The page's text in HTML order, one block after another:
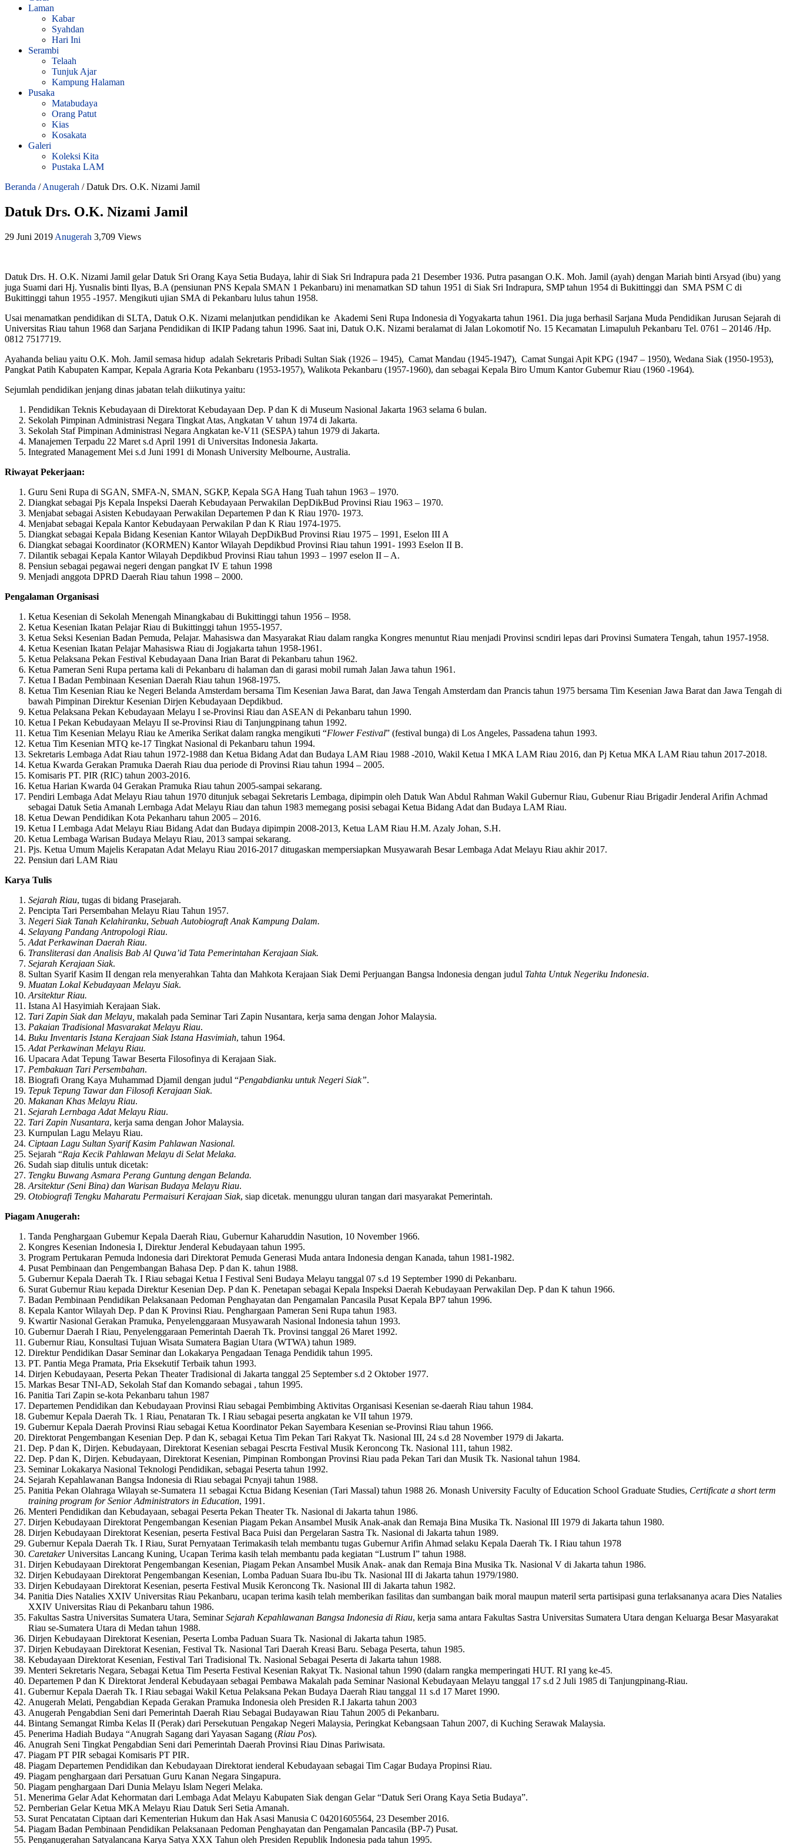
Laman
Kabar
Syahdan
Hari Ini
Serambi
Telaah
Tunjuk Ajar
Kampung Halaman
Pusaka
Matabudaya
Orang Patut
Kias
Kosakata
Galeri
Koleksi Kita
Pustaka LAM
Beranda / Anugerah / Datuk Drs. O.K. Nizami Jamil
Datuk Drs. O.K. Nizami Jamil
29 Juni 2019 Anugerah 3,709 Views
Datuk Drs. H. O.K. Nizami Jamil gelar Datuk Sri Orang Kaya Setia Budaya, lahir di Siak Sri Indrapura pada 21 Desember 1936. Putra pasangan O.K. Moh. Jamil (ayah) dengan Mariah binti Arsyad (ibu) yang
juga Suami dari Hj. Yusnalis binti Ilyas, B.A (pensiunan PNS Kepala SMAN 1 Pekanbaru) ini menamatkan SD tahun 1951 di Siak Sri Indrapura, SMP tahun 1954 di Bukittinggi dan SMA PSM C di
Bukittinggi tahun 1955 -1957. Mengikuti ujian SMA di Pekanbaru lulus tahun 1958.
Usai menamatkan pendidikan di SLTA, Datuk O.K. Nizami melanjutkan pendidikan ke Akademi Seni Rupa Indonesia di Yogyakarta tahun 1961. Dia juga berhasil Sarjana Muda Pendidikan Jurusan Sejarah di
Universitas Riau tahun 1968 dan Sarjana Pendidikan di IKIP Padang tahun 1996. Saat ini, Datuk O.K. Nizami beralamat di Jalan Lokomotif No. 15 Kecamatan Limapuluh Pekanbaru Tel. 0761 – 20146 /Hp.
0812 7517719.
Ayahanda beliau yaitu O.K. Moh. Jamil semasa hidup adalah Sekretaris Pribadi Sultan Siak (1926 – 1945), Camat Mandau (1945-1947), Camat Sungai Apit KPG (1947 – 1950), Wedana Siak (1950-1953),
Pangkat Patih Kabupaten Kampar, Kepala Agraria Kota Pekanbaru (1953-1957), Walikota Pekanbaru (1957-1960), dan sebagai Kepala Biro Umum Kantor Gubemur Riau (1960 -1964).
Sejumlah pendidikan jenjang dinas jabatan telah diikutinya yaitu:
Pendidikan Teknis Kebudayaan di Direktorat Kebudayaan Dep. P dan K di Museum Nasional Jakarta 1963 selama 6 bulan.
Sekolah Pimpinan Administrasi Negara Tingkat Atas, Angkatan V tahun 1974 di Jakarta.
Sekolah Staf Pimpinan Administrasi Negara Angkatan ke-V11 (SESPA) tahun 1979 di Jakarta.
Manajemen Terpadu 22 Maret s.d April 1991 di Universitas Indonesia Jakarta.
Integrated Management Mei s.d Juni 1991 di Monash University Melbourne, Australia.
Riwayat Pekerjaan:
Guru Seni Rupa di SGAN, SMFA-N, SMAN, SGKP, Kepala SGA Hang Tuah tahun 1963 – 1970.
Diangkat sebagai Pjs Kepala Inspeksi Daerah Kebudayaan Perwakilan DepDikBud Provinsi Riau 1963 – 1970.
Menjabat sebagai Asisten Kebudayaan Perwakilan Departemen P dan K Riau 1970- 1973.
Menjabat sebagai Kepala Kantor Kebudayaan Perwakilan P dan K Riau 1974-1975.
Diangkat sebagai Kepala Bidang Kesenian Kantor Wilayah DepDikBud Provinsi Riau 1975 – 1991, Eselon III A
Diangkat sebagai Koordinator (KORMEN) Kantor Wilayah Depdikbud Provinsi Riau tahun 1991- 1993 Eselon II B.
Dilantik sebagai Kepala Kantor Wilayah Depdikbud Provinsi Riau tahun 1993 – 1997 eselon II – A.
Pensiun sebagai pegawai negeri dengan pangkat IV E tahun 1998
Menjadi anggota DPRD Daerah Riau tahun 1998 – 2000.
Pengalaman Organisasi
Ketua Kesenian di Sekolah Menengah Minangkabau di Bukittinggi tahun 1956 – I958.
Ketua Kesenian Ikatan Pelajar Riau di Bukittinggi tahun 1955-1957.
Ketua Seksi Kesenian Badan Pemuda, Pelajar. Mahasiswa dan Masyarakat Riau dalam rangka Kongres menuntut Riau menjadi Provinsi scndiri lepas dari Provinsi Sumatera Tengah, tahun 1957-1958.
Ketua Kesenian Ikatan Pelajar Mahasiswa Riau di Jogjakarta tahun 1958-1961.
Ketua Pelaksana Pekan Festival Kebudayaan Dana Irian Barat di Pekanbaru tahun 1962.
Ketua Pameran Seni Rupa pertama kali di Pekanbaru di halaman dan di garasi mobil rumah Jalan Jawa tahun 1961.
Ketua I Badan Pembinaan Kesenian Daerah Riau tahun 1968-1975.
Ketua Tim Kesenian Riau ke Negeri Belanda Amsterdam bersama Tim Kesenian Jawa Barat, dan Jawa Tengah Amsterdam dan Prancis tahun 1975 bersama Tim Kesenian Jawa Barat dan Jawa Tengah di
bawah Pimpinan Direktur Kesenian Dirjen Kebudayaan Depdikbud.
Ketua Pelaksana Pekan Kebudayaan Melayu I se-Provinsi Riau dan ASEAN di Pekanbaru tahun 1990.
Ketua I Pekan Kebudayaan Melayu II se-Provinsi Riau di Tanjungpinang tahun 1992.
Ketua Tim Kesenian Melayu Riau ke Amerika Serikat dalam rangka mengikuti “Flower Festival” (festival bunga) di Los Angeles, Passadena tahun 1993.
Ketua Tim Kesenian MTQ ke-17 Tingkat Nasional di Pekanbaru tahun 1994.
Sekretaris Lembaga Adat Riau tahun 1972-1988 dan Ketua Bidang Adat dan Budaya LAM Riau 1988 -2010, Wakil Ketua I MKA LAM Riau 2016, dan Pj Ketua MKA LAM Riau tahun 2017-2018.
Ketua Kwarda Gerakan Pramuka Daerah Riau dua periode di Provinsi Riau tahun 1994 – 2005.
Komisaris PT. PIR (RIC) tahun 2003-2016.
Ketua Harian Kwarda 04 Gerakan Pramuka Riau tahun 2005-sampai sekarang.
Pendiri Lembaga Adat Melayu Riau tahun 1970 ditunjuk sebagai Sekretaris Lembaga, dipimpin oleh Datuk Wan Abdul Rahman Wakil Gubernur Riau, Gubenur Riau Brigadir Jenderal Arifin Achmad
sebagai Datuk Setia Amanah Lernbaga Adat Melayu Riau dan tahun 1983 memegang posisi sebagai Ketua Bidang Adat dan Budaya LAM Riau.
Ketua Dewan Pendidikan Kota Pekanharu tahun 2005 – 2016.
Ketua I Lembaga Adat Melayu Riau Bidang Adat dan Budaya dipimpin 2008-2013, Ketua LAM Riau H.M. Azaly Johan, S.H.
Ketua Lembaga Warisan Budaya Melayu Riau, 2013 sampai sekarang.
Pjs. Ketua Umum Majelis Kerapatan Adat Melayu Riau 2016-2017 ditugaskan mempersiapkan Musyawarah Besar Lembaga Adat Melayu Riau akhir 2017.
Pensiun dari LAM Riau
Karya Tulis
Sejarah Riau, tugas di bidang Prasejarah.
Pencipta Tari Persembahan Melayu Riau Tahun 1957.
Negeri Siak Tanah Kelahiranku, Sebuah Autobiograft Anak Kampung Dalam.
Selayang Pandang Antropologi Riau.
Adat Perkawinan Daerah Riau.
Transliterasi dan Analisis Bab Al Quwa’id Tata Pemerintahan Kerajaan Siak.
Sejarah Kerajaan Siak.
Sultan Syarif Kasim II dengan rela menyerahkan Tahta dan Mahkota Kerajaan Siak Demi Perjuangan Bangsa lndonesia dengan judul Tahta Untuk Negeriku Indonesia.
Muatan Lokal Kebudayaan Melayu Siak.
Arsitektur Riau.
Istana Al Hasyimiah Kerajaan Siak.
Tari Zapin Siak dan Melayu, makalah pada Seminar Tari Zapin Nusantara, kerja sama dengan Johor Malaysia.
Pakaian Tradisional Masvarakat Melayu Riau.
Buku Inventaris Istana Kerajaan Siak Istana Hasvimiah, tahun 1964.
Adat Perkawinan Melayu Riau.
Upacara Adat Tepung Tawar Beserta Filosofinya di Kerajaan Siak.
Pembakuan Tari Persembahan.
Biografi Orang Kaya Muhammad Djamil dengan judul “Pengabdianku untuk Negeri Siak”.
Tepuk Tepung Tawar dan Filosofi Kerajaan Siak.
Makanan Khas Melayu Riau.
Sejarah Lernbaga Adat Melayu Riau.
Tari Zapin Nusantara, kerja sama dengan Johor Malaysia.
Kurnpulan Lagu Melayu Riau.
Ciptaan Lagu Sultan Syarif Kasim Pahlawan Nasional.
Sejarah “Raja Kecik Pahlawan Melayu di Selat Melaka.
Sudah siap ditulis untuk dicetak:
Tengku Buwang Asmara Perang Guntung dengan Belanda.
Arsitektur (Seni Bina) dan Warisan Budaya Melayu Riau.
Otobiografi Tengku Maharatu Permaisuri Kerajaan Siak, siap dicetak. menunggu uluran tangan dari masyarakat Pemerintah.
Piagam Anugerah:
Tanda Penghargaan Gubemur Kepala Daerah Riau, Gubernur Kaharuddin Nasution, 10 November 1966.
Kongres Kesenian Indonesia I, Direktur Jenderal Kebudayaan tahun 1995.
Program Pertukaran Pemuda lndonesia dari Direktorat Pemuda Generasi Muda antara Indonesia dengan Kanada, tahun 1981-1982.
Pusat Pembinaan dan Pengembangan Bahasa Dep. P dan K. tahun 1988.
Gubernur Kepala Daerah Tk. I Riau sebagai Ketua I Festival Seni Budaya Melayu tanggal 07 s.d 19 September 1990 di Pekanbaru.
Surat Gubernur Riau kepada Direktur Kesenian Dep. P dan K. Penetapan sebagai Kepala Inspeksi Daerah Kebudayaan Perwakilan Dep. P dan K tahun 1966.
Badan Pembinaan Pendidikan Pelaksanaan Pedoman Penghayatan dan Pengamalan Pancasila Pusat Kepala BP7 tahun 1996.
Kepala Kantor Wilayah Dep. P dan K Provinsi Riau. Penghargaan Pameran Seni Rupa tahun 1983.
Kwartir Nasional Gerakan Pramuka, Penyelenggaraan Musyawarah Nasional Indonesia tahun 1993.
Gubernur Daerah I Riau, Penyelenggaraan Pemerintah Daerah Tk. Provinsi tanggal 26 Maret 1992.
Gubernur Riau, Konsultasi Tujuan Wisata Sumatera Bagian Utara (WTWA) tahun 1989.
Direktur Pendidikan Dasar Seminar dan Lokakarya Pengadaan Tenaga Pendidik tahun 1995.
PT. Pantia Mega Pramata, Pria Eksekutif Terbaik tahun 1993.
Dirjen Kebudayaan, Peserta Pekan Theater Tradisional di Jakarta tanggal 25 September s.d 2 Oktober 1977.
Markas Besar TNI-AD, Sekolah Staf dan Komando sebagai , tahun 1995.
Panitia Tari Zapin se-kota Pekanbaru tahun 1987
Departemen Pendidikan dan Kebudayaan Provinsi Riau sebagai Pembimbing Aktivitas Organisasi Kesenian se-daerah Riau tahun 1984.
Gubemur Kepala Daerah Tk. 1 Riau, Penataran Tk. I Riau sebagai peserta angkatan ke VII tahun 1979.
Gubernur Kepala Daerah Provinsi Riau sebagai Ketua Koordinator Pekan Sayembara Kesenian se-Provinsi Riau tahun 1966.
Direktorat Pengembangan Kesenian Dep. P dan K, sebagai Ketua Tim Pekan Tari Rakyat Tk. Nasional III, 24 s.d 28 November 1979 di Jakarta.
Dep. P dan K, Dirjen. Kebudayaan, Direktorat Kesenian sebagai Pescrta Festival Musik Keroncong Tk. Nasional 111, tahun 1982.
Dep. P dan K, Dirjen. Kebudayaan, Direktorat Kesenian, Pimpinan Rombongan Provinsi Riau pada Pekan Tari dan Musik Tk. Nasional tahun 1984.
Seminar Lokakarya Nasional Teknologi Pendidikan, sebagai Peserta tahun 1992.
Sejarah Kepahlawanan Bangsa Indonesia di Riau sebagai Pcnyaji tahun 1988.
Panitia Pekan Olahraga Wilayah se-Sumatera 11 sebagai Kctua Bidang Kesenian (Tari Massal) tahun 1988 26. Monash University Faculty of Education School Graduate Studies, Certificate a short term
training program for Senior Administrators in Education, 1991.
Menteri Pendidikan dan Kebudayaan, sebagai Peserta Pekan Theater Tk. Nasional di Jakarta tahun 1986.
Dirjen Kebudayaan Direktorat Pengembangan Kesenian Piagam Pekan Ansambel Musik Anak-anak dan Remaja Bina Musika Tk. Nasional III 1979 di Jakarta tahun 1980.
Dirjen Kebudayaan Direktorat Kesenian, peserta Festival Baca Puisi dan Pergelaran Sastra Tk. Nasional di Jakarta tahun 1989.
Gubernur Kepala Daerah Tk. I Riau, Surat Pernyataan Terimakasih telah membantu tugas Gubernur Arifin Ahmad selaku Kepala Daerah Tk. I Riau tahun 1978
CaretakerUniversitas Lancang Kuning, Ucapan Terima kasih telah membantu pada kegiatan “Lustrum I” tahun 1988.
Dirjen Kebudayaan Direktorat Pengembangan Kesenian, Piagam Pekan Ansambel Musik Anak- anak dan Remaja Bina Musika Tk. Nasional V di Jakarta tahun 1986.
Dirjen Kebudayaan Direktorat Pengembangan Kesenian, Lomba Paduan Suara Ibu-ibu Tk. Nasional III di Jakarta tahun 1979/1980.
Dirjen Kebudayaan Direktorat Kesenian, peserta Festival Musik Keroncong Tk. Nasional III di Jakarta tahun 1982.
Panitia Dies Natalies XXIV Universitas Riau Pekanbaru, ucapan terima kasih telah memberikan fasilitas dan sumbangan baik moral maupun materil serta partisipasi guna terlaksananya acara Dies Natalies
XXIV Universitas Riau di Pekanbaru tahun 1986.
Fakultas Sastra Universitas Sumatera Utara, SeminarSejarah Kepahlawanan Bangsa Indonesia di Riau, kerja sama antara Fakultas Sastra Universitas Sumatera Utara dengan Keluarga Besar Masyarakat
Riau se-Sumatera Utara di Medan tahun 1988.
Dirjen Kebudayaan Direktorat Kesenian, Peserta Lomba Paduan Suara Tk. Nasional di Jakarta tahun 1985.
Dirjen Kebudayaan Direktorat Kesenian, Festival Tk. Nasional Tari Daerah Kreasi Baru. Sebaga Peserta, tahun 1985.
Kebudayaan Direktorat Kesenian, Festival Tari Tradisional Tk. Nasional Sebagai Peserta di Jakarta tahun 1988.
Menteri Sekretaris Negara, Sebagai Ketua Tim Peserta Festival Kesenian Rakyat Tk. Nasional tahun 1990 (dalarn rangka memperingati HUT. RI yang ke-45.
Departemen P dan K Direktorat Jenderal Kebudayaan sebagai Pembawa Makalah pada Seminar Nasional Kebudayaan Melayu tanggal 17 s.d 2 Juli 1985 di Tanjungpinang-Riau.
Gubernur Kepala Daerah Tk. I Riau sebagai Wakil Ketua Pelaksana Pekan Budaya Daerah Riau tanggal 11 s.d 17 Maret 1990.
Anugerah Melati, Pengabdian Kepada Gerakan Pramuka Indonesia oleh Presiden R.I Jakarta tahun 2003
Anugerah Pengabdian Seni dari Pemerintah Daerah Riau Sebagai Budayawan Riau Tahun 2005 di Pekanbaru.
Bintang Semangat Rimba Kelas II (Perak) dari Persekutuan Pengakap Negeri Malaysia, Peringkat Kebangsaan Tahun 2007, di Kuching Serawak Malaysia.
Penerima Hadiah Budaya “Anugrah Sagang dari Yayasan Sagang (Riau Pos).
Anugrah Seni Tingkat Pengabdian Seni dari Pemerintah Daerah Provinsi Riau Dinas Pariwisata.
Piagam PT PIR sebagai Komisaris PT PIR.
Piagam Departemen Pendidikan dan Kebudayaan Direktorat ienderal Kebudayaan sebagai Tim Cagar Budaya Propinsi Riau.
Piagam penghargaan dari Persatuan Guru Kanan Negara Singapura.
Piagam penghargaan Dari Dunia Melayu Islam Negeri Melaka.
Menerima Gelar Adat Kehormatan dari Lembaga Adat Melayu Kabupaten Siak dengan Gelar “Datuk Seri Orang Kaya Setia Budaya”.
Pernberian Gelar Ketua MKA Melayu Riau Datuk Seri Setia Amanah.
Surat Pencatatan Ciptaan dari Kementerian Hukum dan Hak Asasi Manusia C 04201605564, 23 Desember 2016.
Piagam Badan Pembinaan Pendidikan Pelaksanaan Pedoman Penghayatan dan Pengamalan Pancasila (BP-7) Pusat.
Penganugerahan Satyalancana Karya Satya XXX Tahun oleh Presiden Republik Indonesia pada tahun 1995.